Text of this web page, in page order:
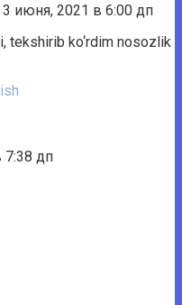
3 июня, 2021 в 6:00 дп
tekshirib ko‘rdim nosozlik
7:38 дп